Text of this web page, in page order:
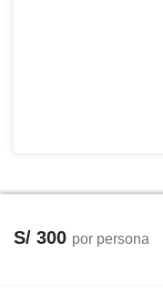
S/ 300 por persona